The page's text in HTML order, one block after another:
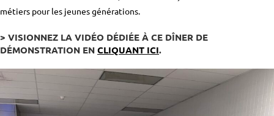
métiers pour les jeunes générations.
> VISIONNEZ LA VIDÉO DÉDIÉE À CE DÎNER DE
DÉMONSTRATION EN CLIQUANT ICI.